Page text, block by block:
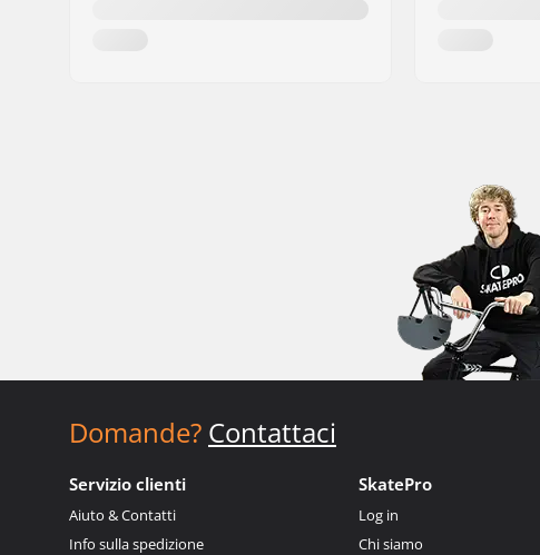
Domande? Contattaci
Servizio clienti
Aiuto & Contatti
Info sulla spedizione
SkatePro
Log in
Chi siamo